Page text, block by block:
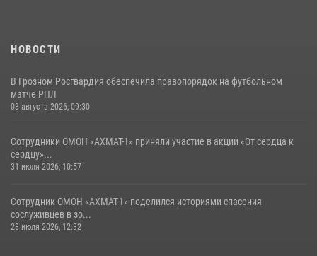
НОВОСТИ
В Грозном Росгвардия обеспечила правопорядок на футбольном
матче РПЛ
03 августа 2026, 09:30
Сотрудники ОМОН «АХМАТ-1» приняли участие в акции «От сердца к
сердцу»...
31 июля 2026, 10:57
Сотрудник ОМОН «АХМАТ-1» поделился историями спасения
сослуживцев в зо...
28 июля 2026, 12:32